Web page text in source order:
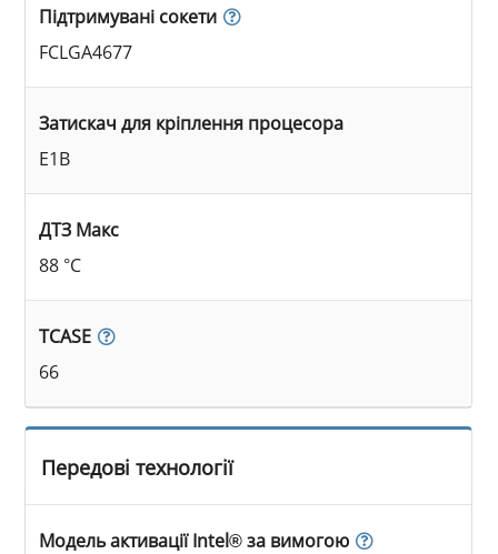
Підтримувані сокети
FCLGA4677
Затискач для кріплення процесора
E1B
ДТЗ Макс
88 °C
TCASE
66
Передові технології
Модель активації Intel® за вимогою